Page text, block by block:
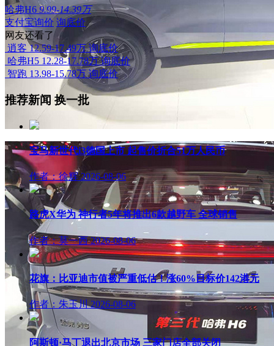
哈弗H6 9.99-14.39万
支付宝询价 询底价
网友还看了
逍客 12.59-17.49万 询底价
哈弗H5 12.28-17.78万 询底价
智跑 13.98-15.78万 询底价
推荐新闻 换一批
宝马新世代i3德国上市 起售价折合51万人民币
作者：徐辉 2026-08-06
路虎X华为 神行者5年将推出6款越野车 全球销售
作者：莫一西 2026-08-06
花旗：比亚迪市值被严重低估！涨60%目标价142港元
作者：朱玉川 2026-08-06
阿斯顿·马丁退出北京市场 三家门店全部关闭